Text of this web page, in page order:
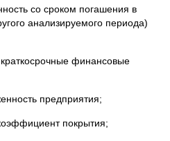
со сроком погашения в
анализируемого периода)
финансовые
предприятия;
покрытия;